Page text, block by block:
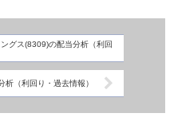
グス(8309)の配当分析（利回
析（利回り・過去情報）